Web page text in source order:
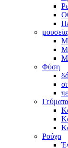
μουσεία
Φύση
Γεύματα
Ρούχα